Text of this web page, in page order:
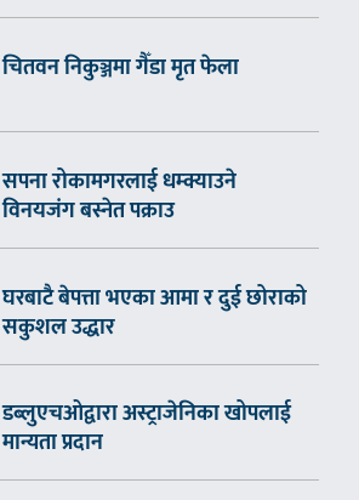
चितवन निकुञ्जमा गैँडा मृत फेला
सपना रोकामगरलाई धम्क्याउने
विनयजंग बस्नेत पक्राउ
घरबाटै बेपत्ता भएका आमा र दुई छोराको
सकुशल उद्धार
डब्लुएचओद्वारा अस्ट्राजेनिका खोपलाई
मान्यता प्रदान